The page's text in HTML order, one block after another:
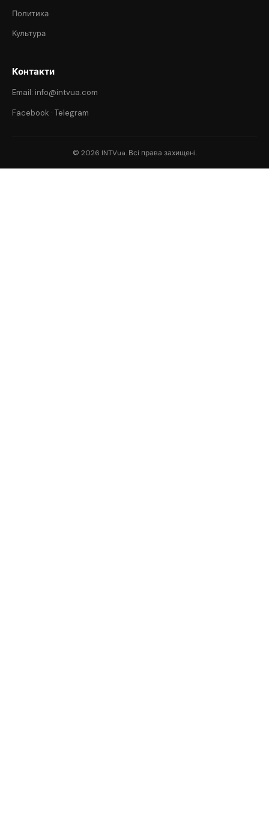
Политика
Культура
Контакти
Email: info@intvua.com
Facebook · Telegram
© 2026 INTVua. Всі права захищені.